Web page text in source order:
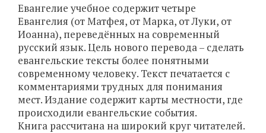
Евангелие учебное содержит четыре
Евангелия (от Матфея, от Марка, от Луки, от
Иоанна), переведённых на современный
русский язык. Цель нового перевода – сделать
евангельские тексты более понятными
современному человеку. Текст печатается с
комментариями трудных для понимания
мест. Издание содержит карты местности, где
происходили евангельские события.
Книга рассчитана на широкий круг читателей.